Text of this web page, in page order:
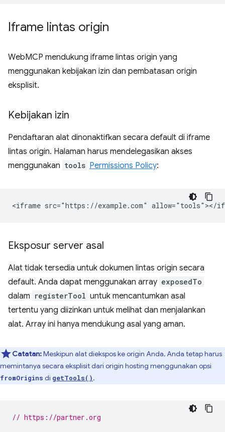
Iframe lintas origin
WebMCP mendukung iframe lintas origin yang
menggunakan kebijakan izin dan pembatasan origin
eksplisit.
Kebijakan izin
Pendaftaran alat dinonaktifkan secara default di iframe
lintas origin. Halaman harus mendelegasikan akses
menggunakan tools Permissions Policy:
Eksposur server asal
Alat tidak tersedia untuk dokumen lintas origin secara
default. Anda dapat menggunakan array exposedTo
dalam registerTool untuk mencantumkan asal
tertentu yang diizinkan untuk melihat dan menjalankan
alat. Array ini hanya mendukung asal yang aman.
Catatan:Meskipun alat diekspos ke origin Anda, Anda tetap harus
memintanya secara eksplisit dari origin hosting menggunakan opsi
fromOrigins di getTools().
// https://partner.org